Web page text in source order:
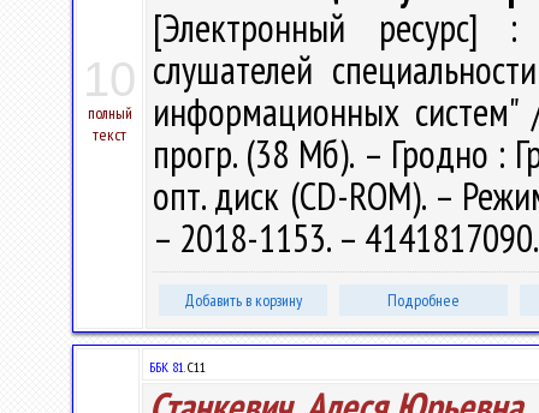
10
полный
текст
[Электронный ресурс] :
слушателей
информационных систем"
прогр. (38 Мб). – Гродно :
опт. диск (CD-ROM). –
– 2018-1153. –
Добавить в корзину Подробнее
ББК 81.С11